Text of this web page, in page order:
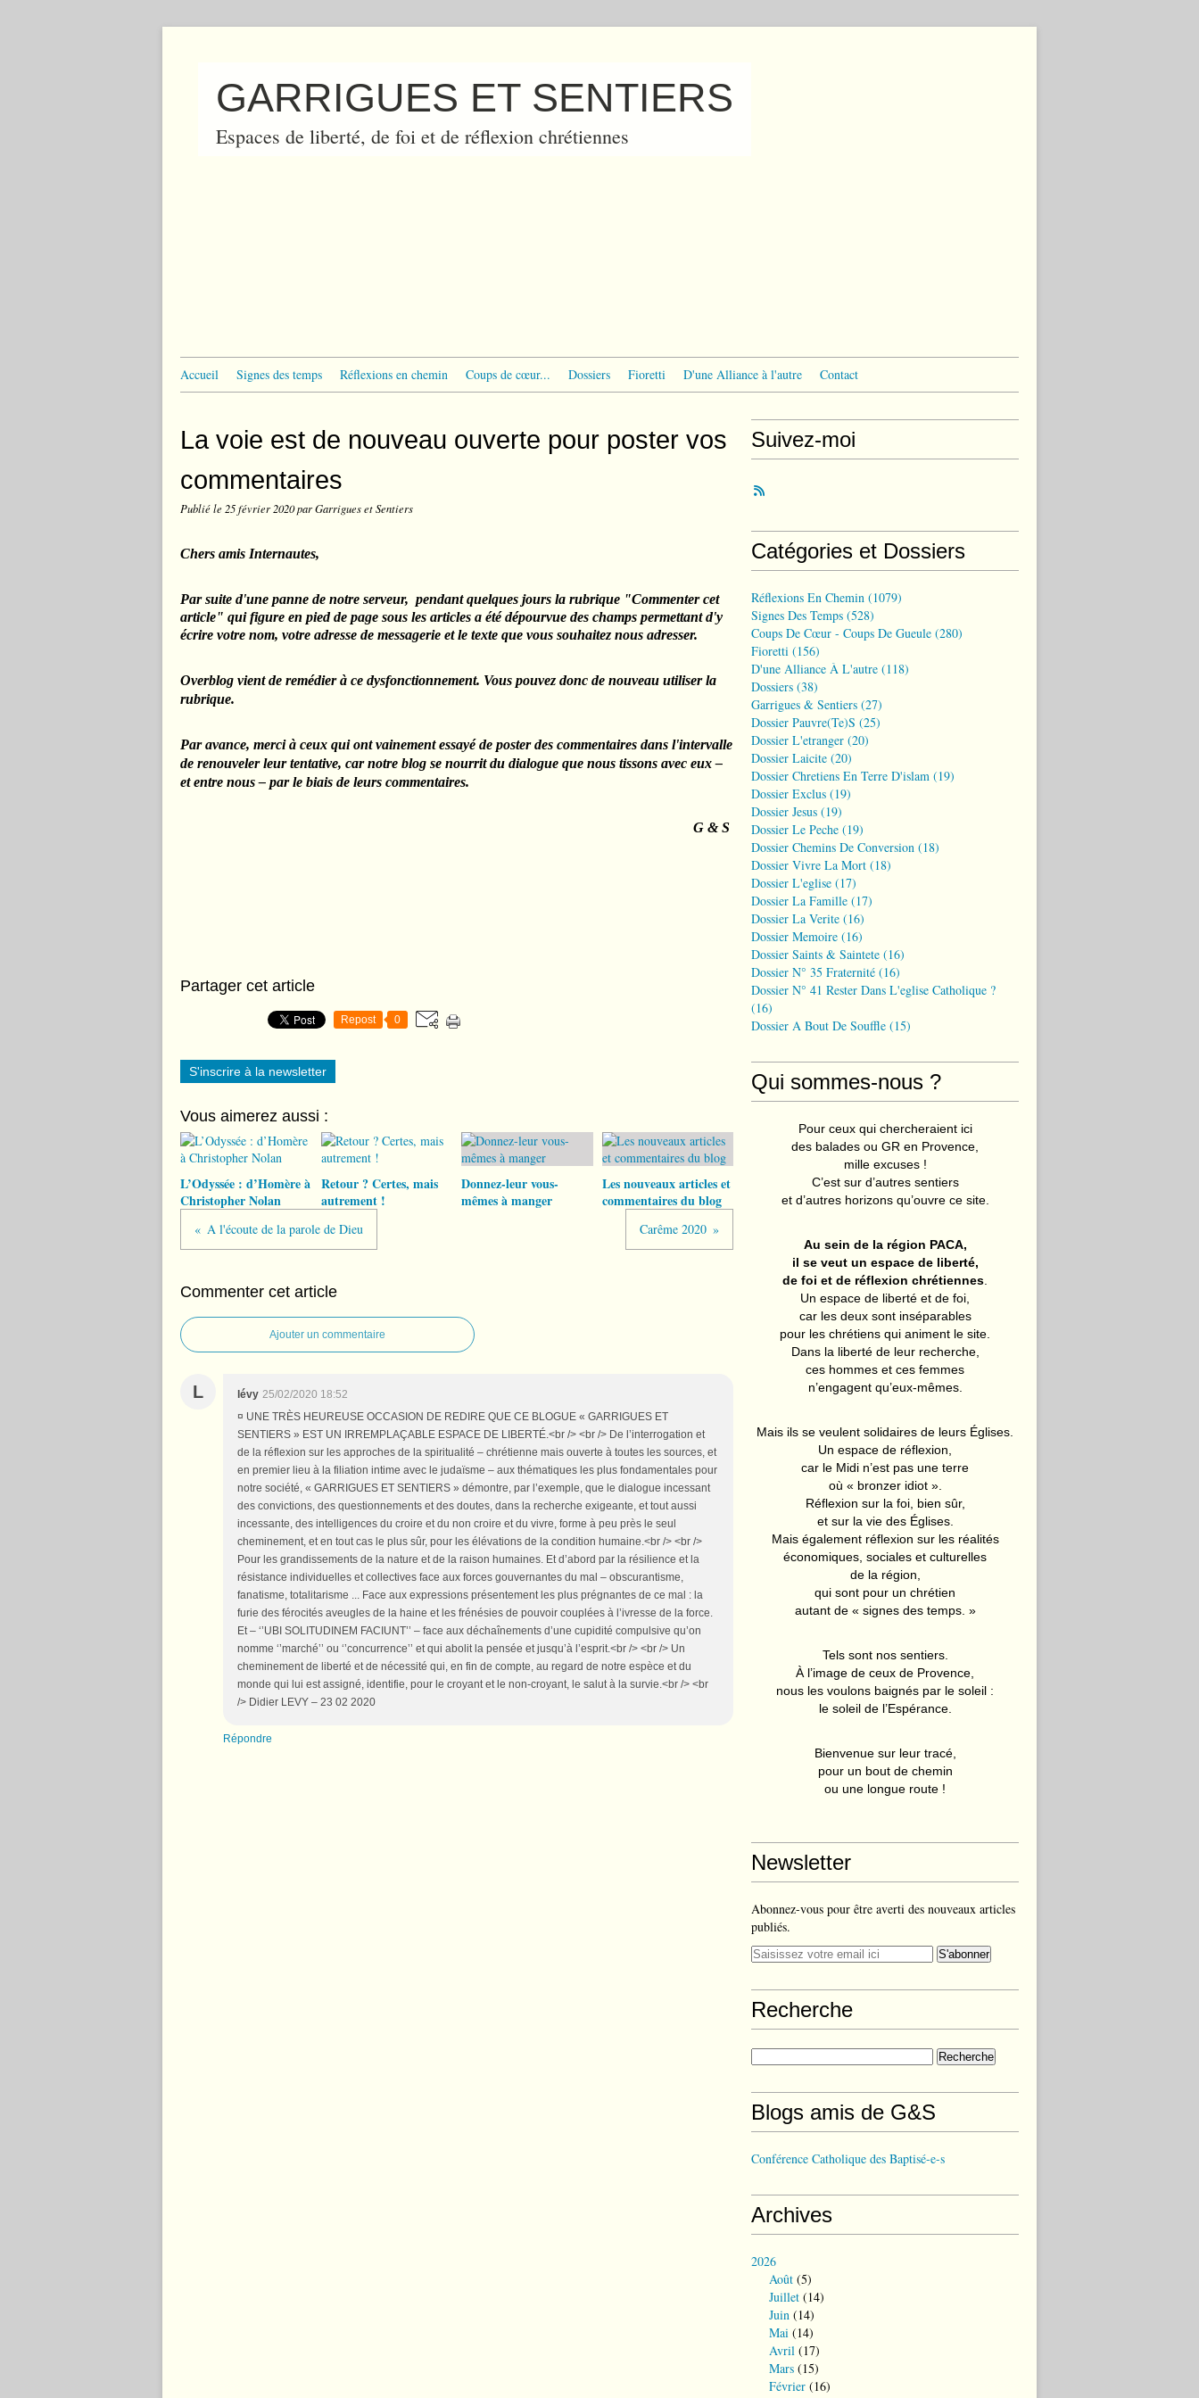
GARRIGUES ET SENTIERS
Espaces de liberté, de foi et de réflexion chrétiennes
Accueil Signes des temps Réflexions en chemin Coups de cœur... Dossiers Fioretti D'une Alliance à l'autre Contact
La voie est de nouveau ouverte pour poster vos
commentaires
Publié le 25 février 2020par Garrigues et Sentiers
Chers amis Internautes,
Par suite d'une panne de notre serveur, pendant quelques jours la rubrique "Commenter cet
article" qui figure en pied de page sous les articles a été dépourvue des champs permettant d'y
écrire votre nom, votre adresse de messagerie et le texte que vous souhaitez nous adresser.
Overblog vient de remédier à ce dysfonctionnement. Vous pouvez donc de nouveau utiliser la
rubrique.
Par avance, merci à ceux qui ont vainement essayé de poster des commentaires dans l'intervalle
de renouveler leur tentative, car notre blog se nourrit du dialogue que nous tissons avec eux –
et entre nous – par le biais de leurs commentaires.
G & S
Partager cet article
Repost 0
S'inscrire à la newsletter
Vous aimerez aussi :
L’Odyssée : d’Homère à
Christopher Nolan
Retour ? Certes, mais
autrement !
Donnez-leur vous-
mêmes à manger
Les nouveaux articles et
commentaires du blog
A l'écoute de la parole de Dieu Carême 2020
Commenter cet article
Ajouter un commentaire
L lévy 25/02/2020 18:52
¤ UNE TRÈS HEUREUSE OCCASION DE REDIRE QUE CE BLOGUE « GARRIGUES ET
SENTIERS » EST UN IRREMPLAÇABLE ESPACE DE LIBERTÉ.<br /> <br /> De l’interrogation et
de la réflexion sur les approches de la spiritualité – chrétienne mais ouverte à toutes les sources, et
en premier lieu à la filiation intime avec le judaïsme – aux thématiques les plus fondamentales pour
notre société, « GARRIGUES ET SENTIERS » démontre, par l’exemple, que le dialogue incessant
des convictions, des questionnements et des doutes, dans la recherche exigeante, et tout aussi
incessante, des intelligences du croire et du non croire et du vivre, forme à peu près le seul
cheminement, et en tout cas le plus sûr, pour les élévations de la condition humaine.<br /> <br />
Pour les grandissements de la nature et de la raison humaines. Et d’abord par la résilience et la
résistance individuelles et collectives face aux forces gouvernantes du mal – obscurantisme,
fanatisme, totalitarisme ... Face aux expressions présentement les plus prégnantes de ce mal : la
furie des férocités aveugles de la haine et les frénésies de pouvoir couplées à l’ivresse de la force.
Et – ‘’UBI SOLITUDINEM FACIUNT’’ – face aux déchaînements d’une cupidité compulsive qu’on
nomme ‘’marché’’ ou ‘’concurrence’’ et qui abolit la pensée et jusqu’à l’esprit.<br /> <br /> Un
cheminement de liberté et de nécessité qui, en fin de compte, au regard de notre espèce et du
monde qui lui est assigné, identifie, pour le croyant et le non-croyant, le salut à la survie.<br /> <br
/> Didier LEVY – 23 02 2020
Répondre
Suivez-moi
Catégories et Dossiers
Réflexions En Chemin (1079)
Signes Des Temps (528)
Coups De Cœur - Coups De Gueule (280)
Fioretti (156)
D'une Alliance À L'autre (118)
Dossiers (38)
Garrigues & Sentiers (27)
Dossier Pauvre(te)s (25)
Dossier L'etranger (20)
Dossier Laicite (20)
Dossier Chretiens En Terre D'islam (19)
Dossier Exclus (19)
Dossier Jesus (19)
Dossier Le Peche (19)
Dossier Chemins De Conversion (18)
Dossier Vivre La Mort (18)
Dossier L'eglise (17)
Dossier La Famille (17)
Dossier La Verite (16)
Dossier Memoire (16)
Dossier Saints & Saintete (16)
Dossier N° 35 Fraternité (16)
Dossier N° 41 Rester Dans L'eglise Catholique ?
(16)
Dossier A Bout De Souffle (15)
Qui sommes-nous ?
Pour ceux qui chercheraient ici
des balades ou GR en Provence,
mille excuses !
C’est sur d’autres sentiers
et d’autres horizons qu’ouvre ce site.
Au sein de la région PACA,
il se veut un espace de liberté,
de foi et de réflexion chrétiennes
Un espace de liberté et de foi,
car les deux sont inséparables
pour les chrétiens qui animent le site.
Dans la liberté de leur recherche,
ces hommes et ces femmes
n’engagent qu’eux-mêmes.
Mais ils se veulent solidaires de leurs Églises.
Un espace de réflexion,
car le Midi n’est pas une terre
où « bronzer idiot ».
Réflexion sur la foi, bien sûr,
et sur la vie des Églises.
Mais également réflexion sur les réalités
économiques, sociales et culturelles
de la région,
qui sont pour un chrétien
autant de « signes des temps. »
Tels sont nos sentiers.
À l’image de ceux de Provence,
nous les voulons baignés par le soleil :
le soleil de l’Espérance.
Bienvenue sur leur tracé,
pour un bout de chemin
ou une longue route !
Newsletter
Abonnez-vous pour être averti des nouveaux articles
publiés.
Recherche
Blogs amis de G&S
Conférence Catholique des Baptisé-e-s
Archives
2026
Août (5)
Juillet (14)
Juin (14)
Mai (14)
Avril (17)
Mars (15)
Février (16)